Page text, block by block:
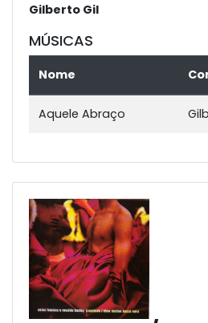
Gilberto Gil
MÚSICAS
Nome
Aquele Abraço